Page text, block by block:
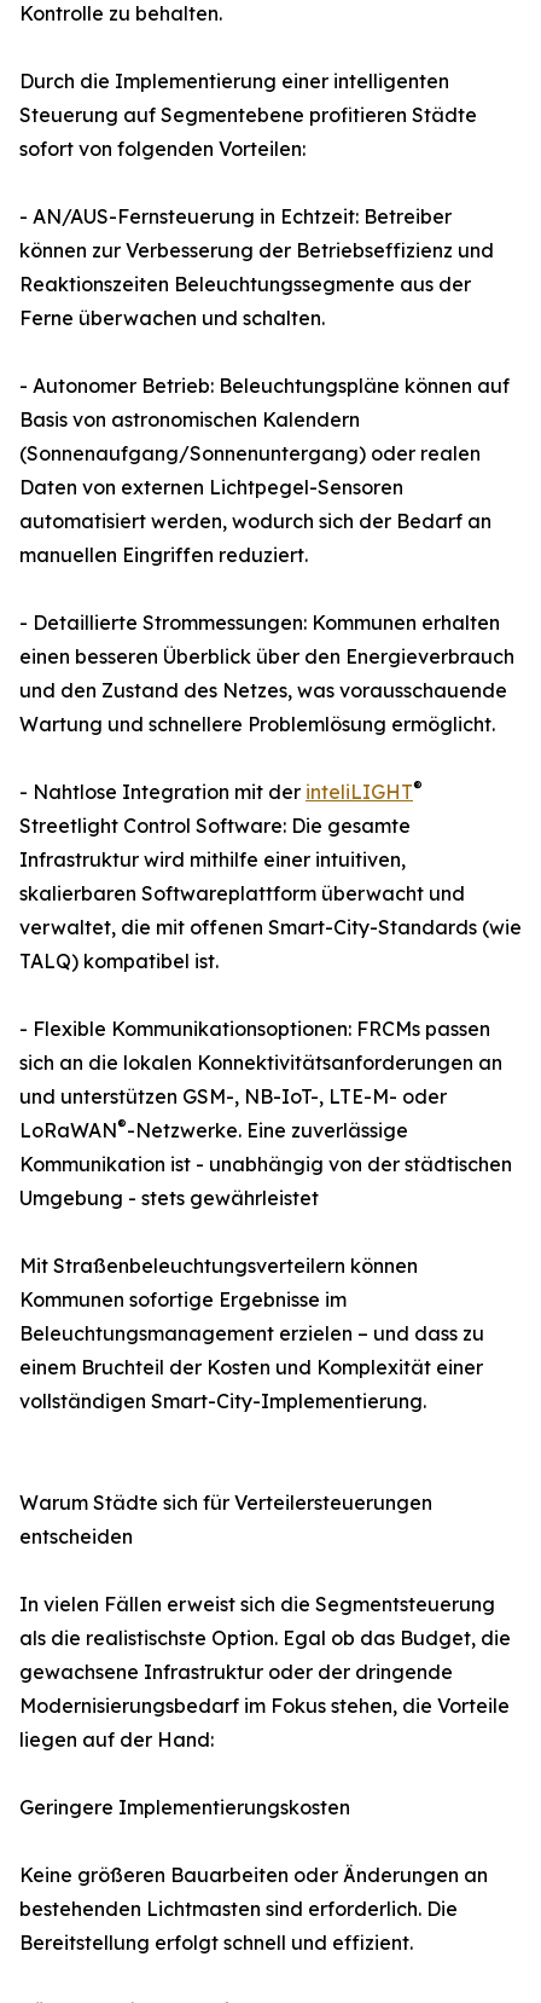
Kontrolle zu behalten.
Durch die Implementierung einer intelligenten
Steuerung auf Segmentebene profitieren Städte
sofort von folgenden Vorteilen:
- AN/AUS-Fernsteuerung in Echtzeit: Betreiber
können zur Verbesserung der Betriebseffizienz und
Reaktionszeiten Beleuchtungssegmente aus der
Ferne überwachen und schalten.
- Autonomer Betrieb: Beleuchtungspläne können auf
Basis von astronomischen Kalendern
(Sonnenaufgang/Sonnenuntergang) oder realen
Daten von externen Lichtpegel-Sensoren
automatisiert werden, wodurch sich der Bedarf an
manuellen Eingriffen reduziert.
- Detaillierte Strommessungen: Kommunen erhalten
einen besseren Überblick über den Energieverbrauch
und den Zustand des Netzes, was vorausschauende
Wartung und schnellere Problemlösung ermöglicht.
- Nahtlose Integration mit der inteliLIGHT®
Streetlight Control Software: Die gesamte
Infrastruktur wird mithilfe einer intuitiven,
skalierbaren Softwareplattform überwacht und
verwaltet, die mit offenen Smart-City-Standards (wie
TALQ) kompatibel ist.
- Flexible Kommunikationsoptionen: FRCMs passen
sich an die lokalen Konnektivitätsanforderungen an
und unterstützen GSM-, NB-IoT-, LTE-M- oder
LoRaWAN®-Netzwerke. Eine zuverlässige
Kommunikation ist - unabhängig von der städtischen
Umgebung - stets gewährleistet
Mit Straßenbeleuchtungsverteilern können
Kommunen sofortige Ergebnisse im
Beleuchtungsmanagement erzielen – und dass zu
einem Bruchteil der Kosten und Komplexität einer
vollständigen Smart-City-Implementierung.
Warum Städte sich für Verteilersteuerungen
entscheiden
In vielen Fällen erweist sich die Segmentsteuerung
als die realistischste Option. Egal ob das Budget, die
gewachsene Infrastruktur oder der dringende
Modernisierungsbedarf im Fokus stehen, die Vorteile
liegen auf der Hand:
Geringere Implementierungskosten
Keine größeren Bauarbeiten oder Änderungen an
bestehenden Lichtmasten sind erforderlich. Die
Bereitstellung erfolgt schnell und effizient.